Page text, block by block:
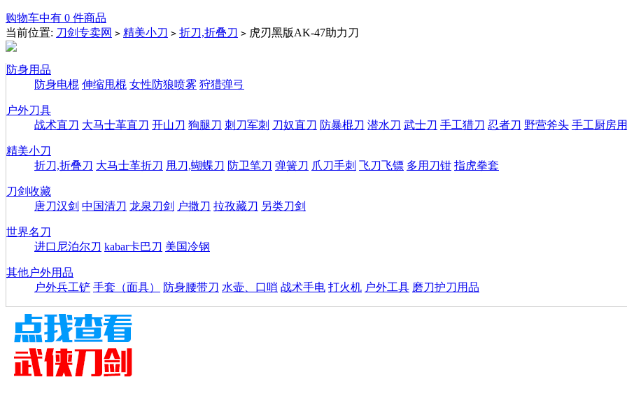
购物车中有 0 件商品
当前位置: 刀剑专卖网 > 精美小刀 > 折刀,折叠刀 > 虎刃黑版AK-47助力刀
防身用品
防身电棍 伸缩甩棍 女性防狼喷雾 狩猎弹弓
户外刀具
战术直刀 大马士革直刀 开山刀 狗腿刀 刺刀军刺 刀奴直刀 防暴棍刀 潜水刀 武士刀 手工猎刀 忍者刀 野营斧头 手工厨房
精美小刀
折刀,折叠刀 大马士革折刀 甩刀,蝴蝶刀 防卫笔刀 弹簧刀 爪刀手刺 飞刀飞镖 多用刀钳 指虎拳套
刀剑收藏
唐刀汉剑 中国清刀 龙泉刀剑 户撒刀 拉孜藏刀 另类刀剑
世界名刀
进口尼泊尔刀 kabar卡巴刀 美国冷钢
其他户外用品
户外兵工铲 手套（面具） 防身腰带刀 水壶、口哨 战术手电 打火机 户外工具 磨刀护刀用品